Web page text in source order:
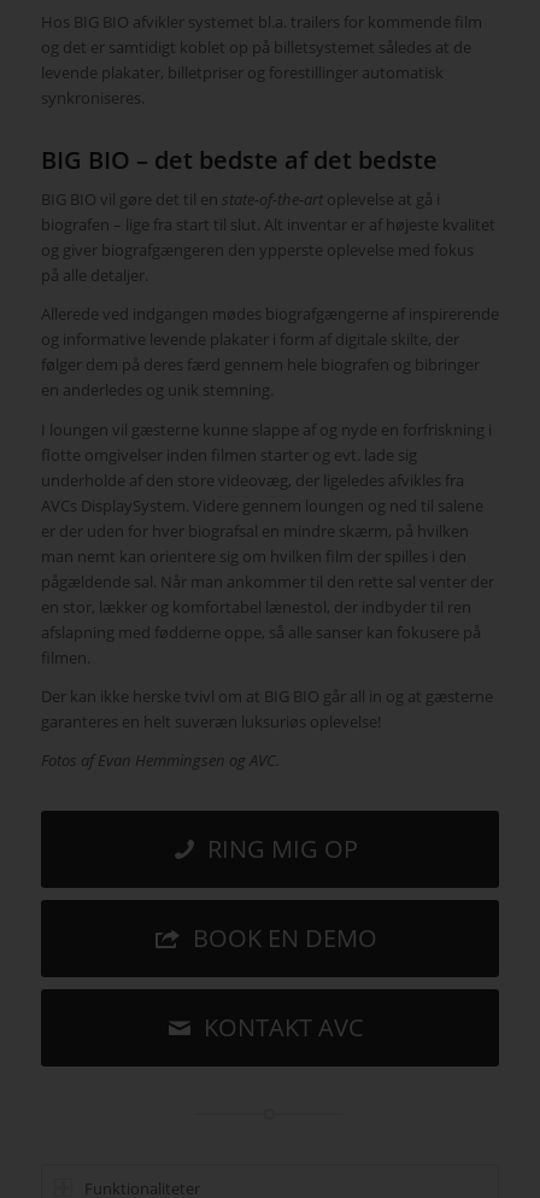
Hos BIG BIO afvikler systemet bl.a. trailers for kommende film
og det er samtidigt koblet op på billetsystemet således at de
levende plakater, billetpriser og forestillinger automatisk
synkroniseres.
BIG BIO – det bedste af det bedste
BIG BIO vil gøre det til en state-of-the-artoplevelse at gå i
biografen – lige fra start til slut. Alt inventar er af højeste kvalitet
og giver biografgængeren den ypperste oplevelse med fokus
på alle detaljer.
Allerede ved indgangen mødes biografgængerne af inspirerende
og informative levende plakater i form af digitale skilte, der
følger dem på deres færd gennem hele biografen og bibringer
en anderledes og unik stemning.
I loungen vil gæsterne kunne slappe af og nyde en forfriskning i
flotte omgivelser inden filmen starter og evt. lade sig
underholde af den store videovæg, der ligeledes afvikles fra
AVCs DisplaySystem. Videre gennem loungen og ned til salene
er der uden for hver biografsal en mindre skærm, på hvilken
man nemt kan orientere sig om hvilken film der spilles i den
pågældende sal. Når man ankommer til den rette sal venter der
en stor, lækker og komfortabel lænestol, der indbyder til ren
afslapning med fødderne oppe, så alle sanser kan fokusere på
filmen.
Der kan ikke herske tvivl om at BIG BIO går all in og at gæsterne
garanteres en helt suveræn luksuriøs oplevelse!
Fotos af Evan Hemmingsen og AVC.
RING MIG OP
BOOK EN DEMO
KONTAKT AVC
Funktionaliteter